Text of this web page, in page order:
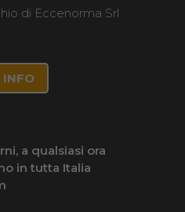
di Eccenorma Srl
INFO
a qualsiasi ora
in tutta Italia